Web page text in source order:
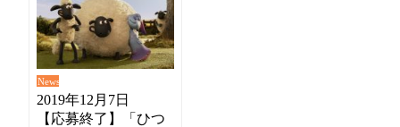
News
2019年12月7日
【応募終了】「ひつ